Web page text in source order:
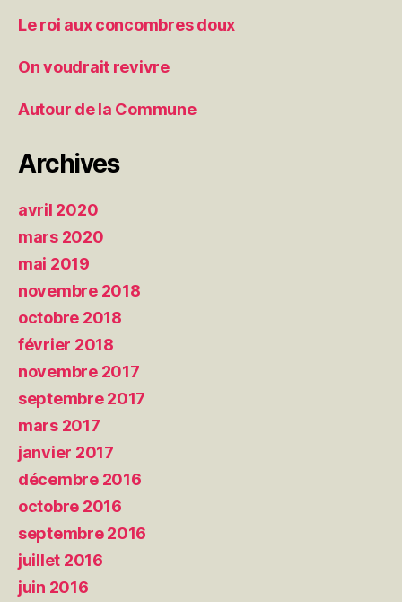
Le roi aux concombres doux
On voudrait revivre
Autour de la Commune
Archives
avril 2020
mars 2020
mai 2019
novembre 2018
octobre 2018
février 2018
novembre 2017
septembre 2017
mars 2017
janvier 2017
décembre 2016
octobre 2016
septembre 2016
juillet 2016
juin 2016